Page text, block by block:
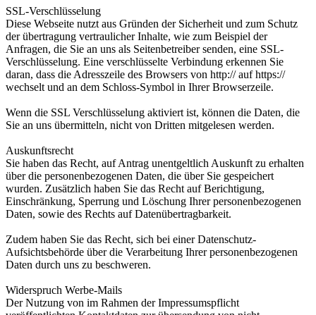
SSL-Verschlüsselung
Diese Webseite nutzt aus Gründen der Sicherheit und zum Schutz
der übertragung vertraulicher Inhalte, wie zum Beispiel der
Anfragen, die Sie an uns als Seitenbetreiber senden, eine SSL-
Verschlüsselung. Eine verschlüsselte Verbindung erkennen Sie
daran, dass die Adresszeile des Browsers von http:// auf https://
wechselt und an dem Schloss-Symbol in Ihrer Browserzeile.
Wenn die SSL Verschlüsselung aktiviert ist, können die Daten, die
Sie an uns übermitteln, nicht von Dritten mitgelesen werden.
Auskunftsrecht
Sie haben das Recht, auf Antrag unentgeltlich Auskunft zu erhalten
über die personenbezogenen Daten, die über Sie gespeichert
wurden. Zusätzlich haben Sie das Recht auf Berichtigung,
Einschränkung, Sperrung und Löschung Ihrer personenbezogenen
Daten, sowie des Rechts auf Datenübertragbarkeit.
Zudem haben Sie das Recht, sich bei einer Datenschutz-
Aufsichtsbehörde über die Verarbeitung Ihrer personenbezogenen
Daten durch uns zu beschweren.
Widerspruch Werbe-Mails
Der Nutzung von im Rahmen der Impressumspflicht